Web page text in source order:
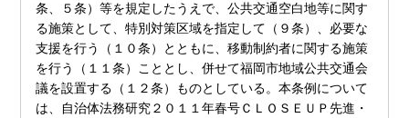
条、５条）等を規定したうえで、公共交通空白地等に関す
る施策として、特別対策区域を指定して（９条）、必要な
支援を行う（１０条）とともに、移動制約者に関する施策
を行う（１１条）こととし、併せて福岡市地域公共交通会
議を設置する（１２条）ものとしている。本条例について
は、自治体法務研究２０１１年春号ＣＬＯＳＥＵＰ先進・